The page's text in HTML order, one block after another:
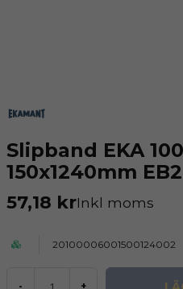
Slipband EKA
150x1240mm EB2
57,18 krInkl moms
20100006001500124002
- +